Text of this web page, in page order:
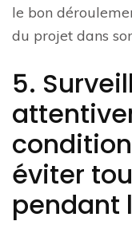
le bon
du projet dans
5.
éviter
pendant